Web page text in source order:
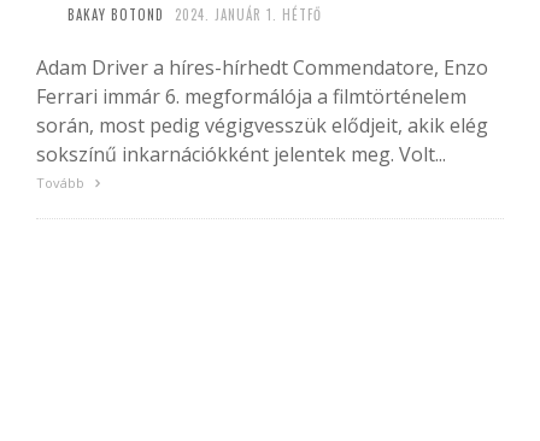
BAKAY BOTOND 2024. JANUÁR 1. HÉTFŐ
Adam Driver a híres-hírhedt Commendatore, Enzo
Ferrari immár 6. megformálója a filmtörténelem
során, most pedig végigvesszük elődjeit, akik elég
sokszínű inkarnációkként jelentek meg. Volt...
Tovább